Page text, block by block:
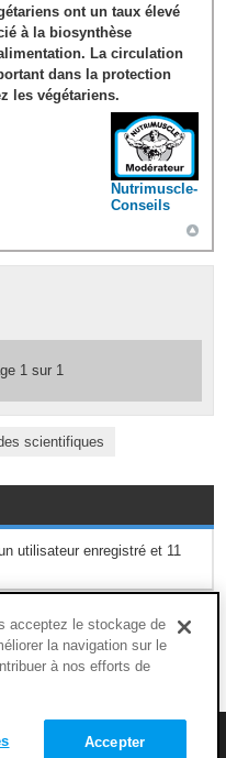
ont un taux élevé
à la biosynthèse
La circulation
dans la protection
les végétariens.
Nutrimuscle-
Conseils
1sur 1
scientifiques
utilisateur enregistré et 11
COOKIES DU FORUM- FAQ
acceptez le stockage de
la navigation sur le
à nos efforts de
Accepter